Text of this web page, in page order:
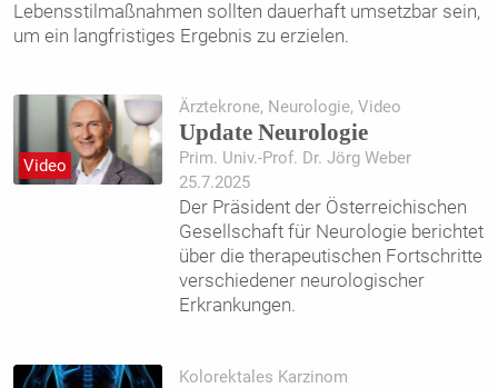
Lebensstilmaßnahmen sollten dauerhaft umsetzbar sein,
um ein langfristiges Ergebnis zu erzielen.
Video
Ärztekrone, Neurologie, Video
Update Neurologie
Prim. Univ.-Prof. Dr. Jörg Weber
25.7.2025
Der Präsident der Österreichischen
Gesellschaft für Neurologie berichtet
über die therapeutischen Fortschritte
verschiedener neurologischer
Erkrankungen.
Kolorektales Karzinom